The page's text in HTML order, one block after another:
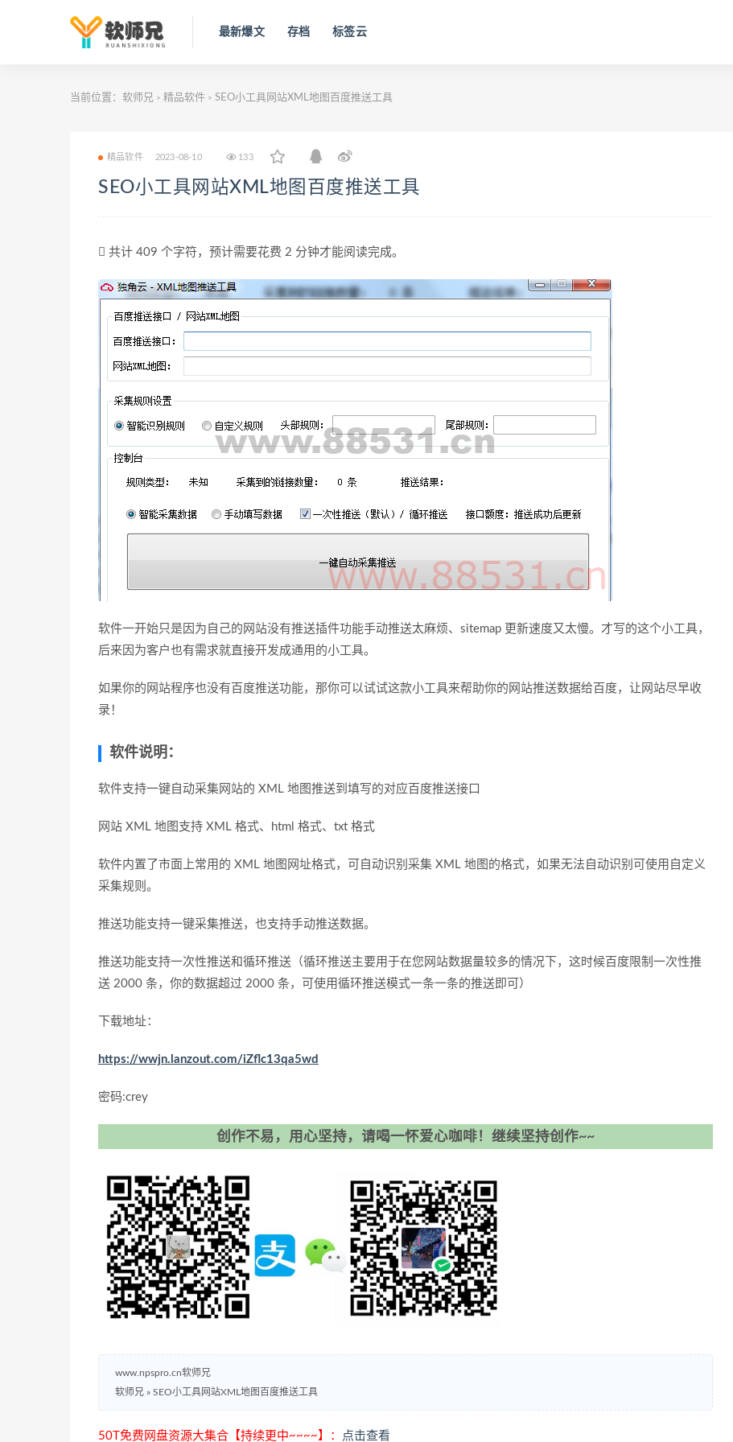
最新爆文 存档 标签云
当前位置： 软师兄 > 精品软件 > SEO小工具网站XML地图百度推送工具
精品软件 2023-08-10 133
SEO小工具网站XML地图百度推送工具
共计 409 个字符，预计需要花费 2 分钟才能阅读完成。
软件一开始只是因为自己的网站没有推送插件功能手动推送太麻烦、sitemap 更新速度又太慢。才写的这个小工具，
后来因为客户也有需求就直接开发成通用的小工具。
如果你的网站程序也没有百度推送功能，那你可以试试这款小工具来帮助你的网站推送数据给百度，让网站尽早收
录！
软件说明：
软件支持一键自动采集网站的 XML 地图推送到填写的对应百度推送接口
网站 XML 地图支持 XML 格式、html 格式、txt 格式
软件内置了市面上常用的 XML 地图网址格式，可自动识别采集 XML 地图的格式，如果无法自动识别可使用自定义
采集规则。
推送功能支持一键采集推送，也支持手动推送数据。
推送功能支持一次性推送和循环推送（循环推送主要用于在您网站数据量较多的情况下，这时候百度限制一次性推
送 2000 条，你的数据超过 2000 条，可使用循环推送模式一条一条的推送即可）
下载地址：
https://wwjn.lanzout.com/iZflc13qa5wd
密码:crey
创作不易，用心坚持，请喝一怀爱心咖啡！继续坚持创作~~
www.npspro.cn软师兄
软师兄 » SEO小工具网站XML地图百度推送工具
50T免费网盘资源大集合【持续更中~~~~】： 点击查看